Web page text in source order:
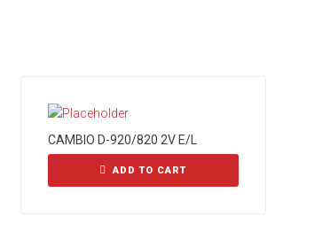
CAMBIO D-920/820 2V E/L
ADD TO CART